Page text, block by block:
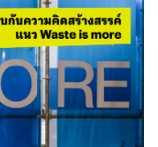
ดินถนนและรถยนต์ยาม
ะถูกติดตั้งไว้ใต้เลเยอร์
เตอร์ตัวการ์ตูนน่ารักๆ
งในแง่ของฟังก์ชันและ
“จะเห็นว่าการ
างเดียว แต่มีเรื่อง
งที่เราทำเป็นทางแก้
ก็อาจจะยังไม่ใช่
guide/venues?
นที่ชอบ เก็บยังไง ? ให้
รมทั้งหมดบนเว็บไซต์
แกรมทั้งหมดภายในงาน
ละเลือกสถาน
program วิธี
ใครที่ยังตัดสินใจไม่ได้
โปรแกรมไฮไลท์จาก
อกาสให้ทุกคนได้แสดง
ค์ การร่วมกันคิดและ
ๆ และสามารถอยู่ร่วม
ำหรับใครที่อยากสร้าง
เล่าความคิดสร้างสรรค์ที่
และร่วมสนุกได้ที่งาน
Design Week
พย์ที่ให้ความสำคัญ
งต้องการปลุกชีวิตให้
บมามีชีวิตชีวาอีกครั้ง
ๆ กับสร้างสมดุลต่อ
และความทรงจำของ
ติศาสตร์เข้ากับความคิด
รีเอตจากความร่วมมือ
อยากเห็นย่านนี้เติบโต